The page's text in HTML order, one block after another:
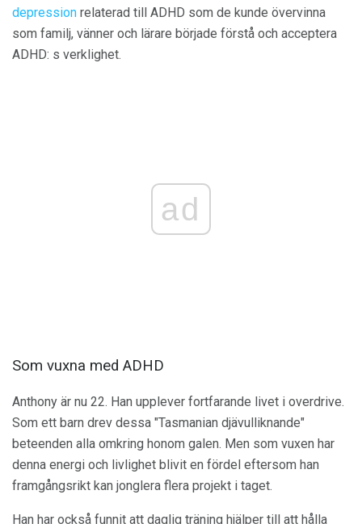
depression relaterad till ADHD som de kunde övervinna
som familj, vänner och lärare började förstå och acceptera
ADHD: s verklighet.
ad
Som vuxna med ADHD
Anthony är nu 22. Han upplever fortfarande livet i overdrive.
Som ett barn drev dessa "Tasmanian djävulliknande"
beteenden alla omkring honom galen. Men som vuxen har
denna energi och livlighet blivit en fördel eftersom han
framgångsrikt kan jonglera flera projekt i taget.
Han har också funnit att daglig träning hjälper till att hålla